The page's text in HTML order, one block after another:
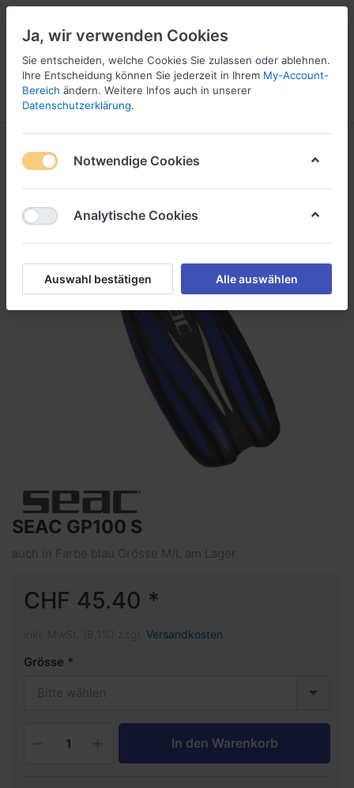
Menü Anmelden
16
SEAC GP100 S
auch in Farbe blau Grösse M/L am Lager
CHF 45.40 *
Versandkosten
Grösse
Bitte wählen
In den Warenkorb
Ja, wir verwenden Cookies
Sie entscheiden, welche Cookies Sie zulassen oder ablehnen.
Ihre Entscheidung können Sie jederzeit in Ihrem My-Account-
Bereich ändern. Weitere Infos auch in unserer
Datenschutzerklärung.
Notwendige Cookies
Analytische Cookies
Auswahl bestätigen Alle auswählen